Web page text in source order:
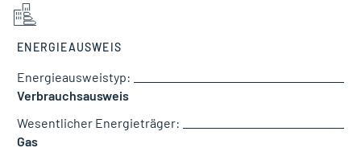
ENERGIEAUSWEIS
Energieausweistyp:
Verbrauchsausweis
Wesentlicher Energieträger:
Gas